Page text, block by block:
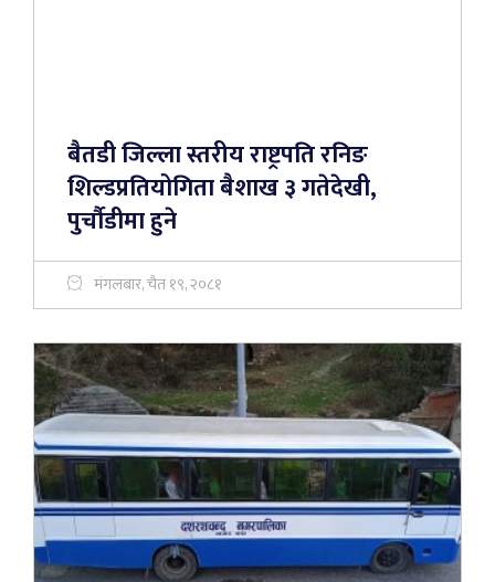
बैतडी जिल्ला स्तरीय राष्ट्रपति रनिङ
शिल्डप्रतियोगिता बैशाख ३ गतेदेखी,
पुर्चाैडीमा हुने
मंगलबार, चैत १९, २०८१